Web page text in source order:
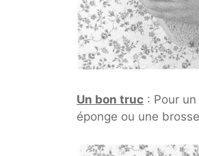
Un bon truc : Pour un
éponge ou une